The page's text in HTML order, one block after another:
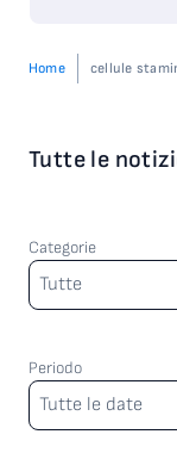
Home cellule
Tutte le
Categorie
Categorie
Tutte
Periodo
Periodo
Tutte le date